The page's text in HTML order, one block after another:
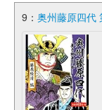
9： 奥州藤原四代